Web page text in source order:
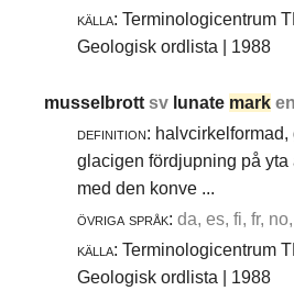
källa: Terminologicentrum
Geologisk ordlista | 1988
musselbrottsv lunate mark en
definition: halvcirkelformad,
glacigen fördjupning på yta
med den konve ...
övriga språk: da, es, fi, fr,
källa: Terminologicentrum
Geologisk ordlista | 1988